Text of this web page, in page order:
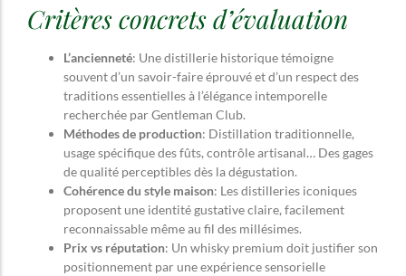
Critères concrets d’évaluation
L’ancienneté: Une distillerie historique témoigne
souvent d’un savoir-faire éprouvé et d’un respect des
traditions essentielles à l’élégance intemporelle
recherchée par Gentleman Club.
Méthodes de production: Distillation traditionnelle,
usage spécifique des fûts, contrôle artisanal… Des gages
de qualité perceptibles dès la dégustation.
Cohérence du style maison: Les distilleries iconiques
proposent une identité gustative claire, facilement
reconnaissable même au fil des millésimes.
Prix vs réputation: Un whisky premium doit justifier son
positionnement par une expérience sensorielle